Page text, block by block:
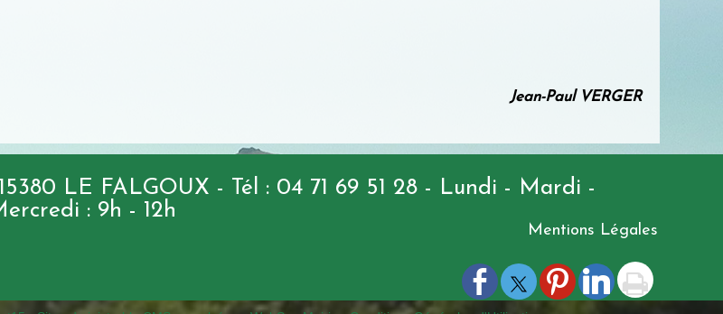
Jean-Paul VERGER
LE FALGOUX - Tél : 04 71 69 51 28 - Lundi - Mardi -
: 9h - 12h
Mentions Légales